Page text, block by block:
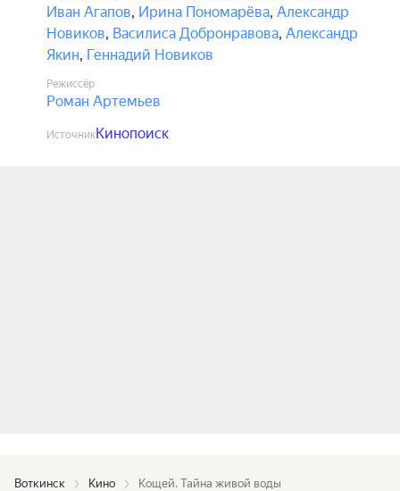
Иван Агапов, Ирина Пономарёва, Александр
Новиков, Василиса Добронравова, Александр
Якин, Геннадий Новиков
Режиссёр
Роман Артемьев
ИсточникКинопоиск
Воткинск Кино Кощей. Тайна живой воды